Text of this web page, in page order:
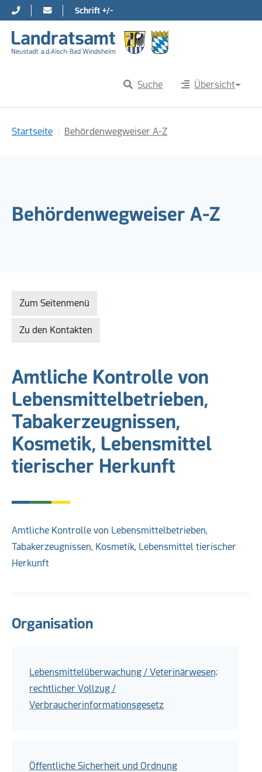
Direkt zur Hauptnavigation springen
Direkt zum Inhalt springen
Schrift +/-
Suche Übersicht
Startseite Behördenwegweiser A-Z
Behördenwegweiser A-Z
Zum Seitenmenü
Zu den Kontakten
Amtliche Kontrolle von
Lebensmittelbetrieben,
Tabakerzeugnissen,
Kosmetik, Lebensmittel
tierischer Herkunft
Amtliche Kontrolle von Lebensmittelbetrieben,
Tabakerzeugnissen, Kosmetik, Lebensmittel tierischer
Herkunft
Organisation
Lebensmittelüberwachung / Veterinärwesen;
rechtlicher Vollzug /
Verbraucherinformationsgesetz
Öffentliche Sicherheit und Ordnung